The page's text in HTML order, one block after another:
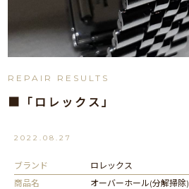
REPAIR RESULTS
■「ロレックス」
2022.08.27
ブランド
ロレックス
商品名
オーバーホール(分解掃除)